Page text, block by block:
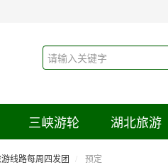
三峡游轮 湖北旅游
线路每周四发团 预定